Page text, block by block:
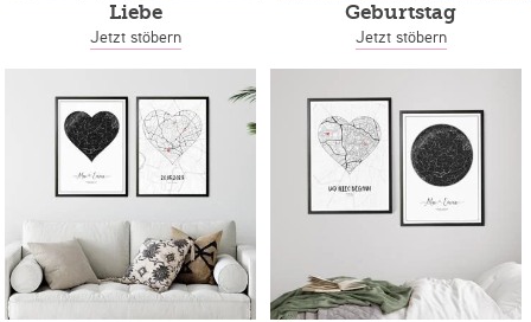
Liebe
Jetzt stöbern
Geburtstag
Jetzt stöbern